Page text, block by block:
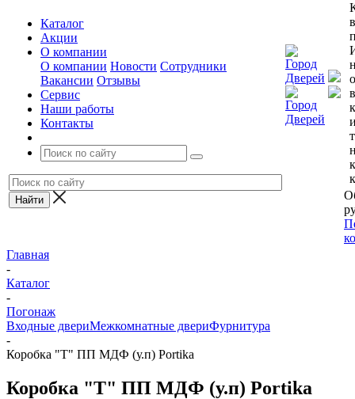
Каталог
Акции
О компании
О компании Новости Сотрудники
Вакансии Отзывы
Сервис
Наши работы
Контакты
Главная
-
Каталог
-
Погонаж
Входные двериМежкомнатные двериФурнитура
-
Коробка "Т" ПП МДФ (у.п) Portika
Коробка "Т" ПП МДФ (у.п) Portika